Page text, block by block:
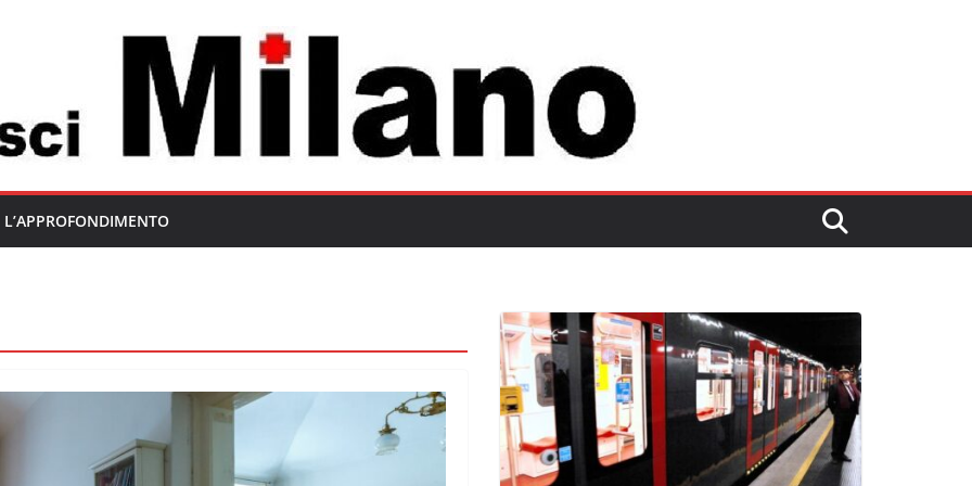
L’APPROFONDIMENTO